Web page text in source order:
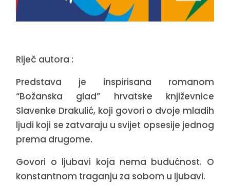
Riječ autora :
Predstava je inspirisana romanom
“Božanska glad” hrvatske književnice
Slavenke Drakulić, koji govori o dvoje mladih
ljudi koji se zatvaraju u svijet opsesije jednog
prema drugome.
Govori o ljubavi koja nema budućnost. O
konstantnom traganju za sobom u ljubavi.